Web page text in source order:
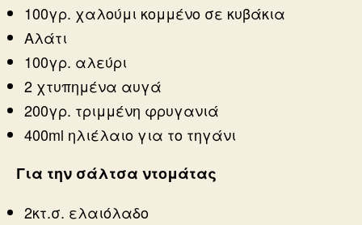
100γρ. χαλούμι κομμένο σε κυβάκια
Αλάτι
100γρ. αλεύρι
2 χτυπημένα αυγά
200γρ. τριμμένη φρυγανιά
400ml ηλιέλαιο για το τηγάνι
Για την σάλτσα ντομάτας
2κτ.σ. ελαιόλαδο